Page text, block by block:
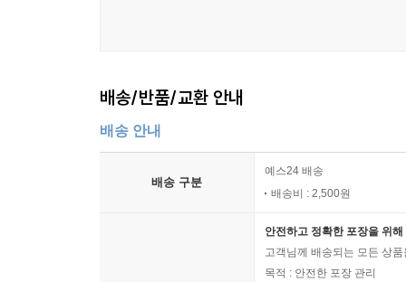
배송/반품/교환 안내
배송 안내
배송 구분
예스24 배송
배송비 : 2,500원
안전하고 정확한 포장을 위
고객님께 배송되는 모든 상
목적 : 안전한 포장 관리